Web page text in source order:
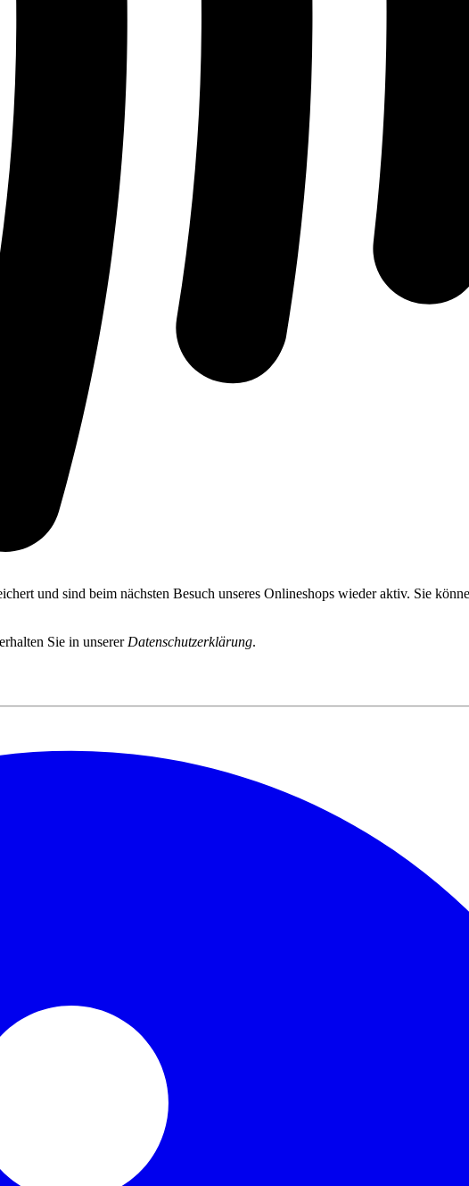
und sind beim nächsten Besuch unseres Onlineshops wieder aktiv. Sie
Sie in unserer Datenschutzerklärung.